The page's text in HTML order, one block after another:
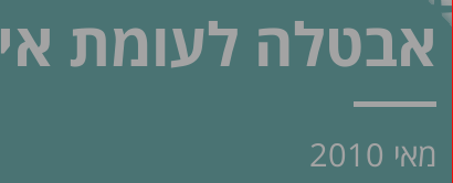
אבטלה לעומת
מאי 2010